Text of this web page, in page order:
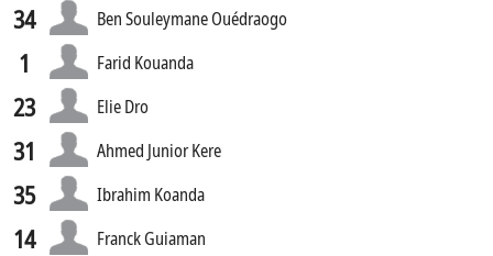
34 Ben Souleymane Ouédraogo
1 Farid Kouanda
23 Elie Dro
31 Ahmed Junior Kere
35 Ibrahim Koanda
14 Franck Guiaman